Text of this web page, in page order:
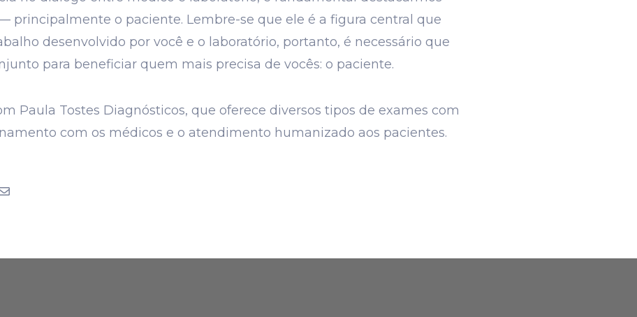
principalmente o paciente. Lembre-se que ele é a figura central que
desenvolvido por você e o laboratório, portanto, é necessário que
para beneficiar quem mais precisa de vocês: o paciente.
Paula Tostes Diagnósticos, que oferece diversos tipos de exames com
com os médicos e o atendimento humanizado aos pacientes.